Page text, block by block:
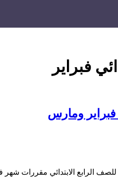
فبراير
فبراير ومارس
الابتدائي مقررات شهر فبراير 2024